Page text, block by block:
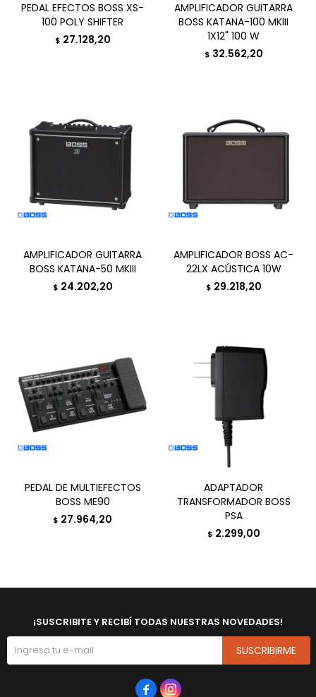
PEDAL EFECTOS BOSS XS-
100 POLY SHIFTER
$ 27.128,20
AMPLIFICADOR GUITARRA
BOSS KATANA-100 MKIII
1X12" 100 W
$ 32.562,20
AMPLIFICADOR GUITARRA
BOSS KATANA-50 MKIII
$ 24.202,20
AMPLIFICADOR BOSS AC-
22LX ACÚSTICA 10W
$ 29.218,20
PEDAL DE MULTIEFECTOS
BOSS ME90
$ 27.964,20
ADAPTADOR
TRANSFORMADOR BOSS
PSA
$ 2.299,00
¡SUSCRIBITE Y RECIBÍ TODAS NUESTRAS NOVEDADES!
SUSCRIBIRME
 